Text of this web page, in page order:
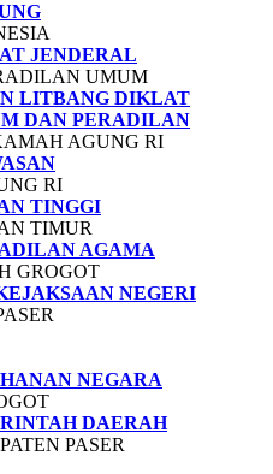
JENDERAL
UMUM
LITBANG DIKLAT
DAN PERADILAN
AGUNG RI
RI
TINGGI
TIMUR
AGAMA
GROGOT
NEGERI
NEGARA
DAERAH
PASER